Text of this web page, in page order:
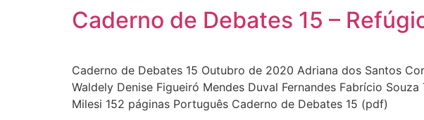
Caderno de Debates 15 –
Caderno de Debates 15 Outubro de 2020 Adriana dos Santos
Waldely Denise Figueiró Mendes Duval Fernandes Fabrício
Milesi 152 páginas Português Caderno de Debates 15 (pdf)